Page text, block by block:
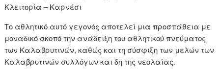
Κλειτορία – Καρνέσι
Το αθλητικό αυτό γεγονός αποτελεί μια προσπάθεια με
μοναδικό σκοπό την ανάδειξη του αθλητικού πνεύματος
των Καλαβρυτινών, καθώς και τη σύσφιξη των μελών των
Καλαβρυτινών συλλόγων και δη της νεολαίας.